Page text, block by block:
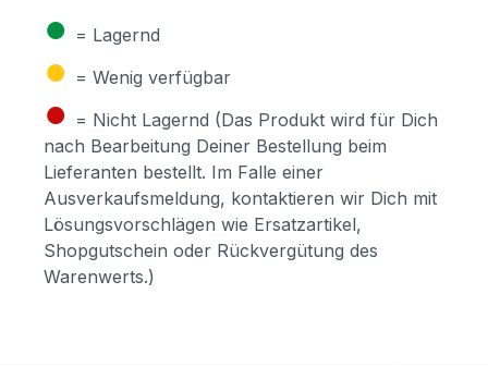
● = Lagernd
● = Wenig verfügbar
● = Nicht Lagernd (Das Produkt wird für Dich
nach Bearbeitung Deiner Bestellung beim
Lieferanten bestellt. Im Falle einer
Ausverkaufsmeldung, kontaktieren wir Dich mit
Lösungsvorschlägen wie Ersatzartikel,
Shopgutschein oder Rückvergütung des
Warenwerts.)